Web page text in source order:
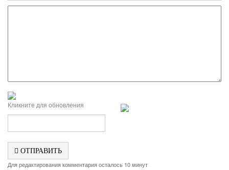
Кликните для обновления
ОТПРАВИТЬ
Для редактирования комментария осталось 10 минут